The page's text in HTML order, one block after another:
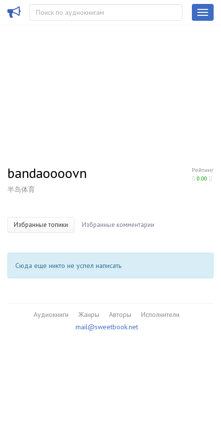
Рейтинг
0.00
bandaoooovn
半岛体育
Избранные топики Избранные комментарии
Сюда еще никто не успел написать
Аудиокниги Жанры Авторы
Исполнители
mail@sweetbook.net